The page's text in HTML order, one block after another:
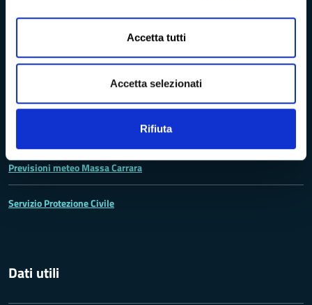
Accetta tutti
Accetta selezionati
Rifiuta
Previsioni meteo Massa Carrara
Servizio Protezione Civile
Dati utili